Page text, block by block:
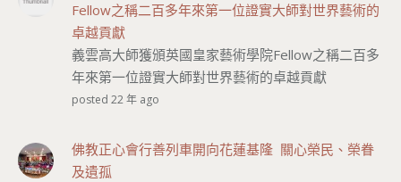
Fellow之稱二百多年來第一位證實大師對世界藝術的
卓越貢獻
義雲高大師獲頒英國皇家藝術學院Fellow之稱二百多
年來第一位證實大師對世界藝術的卓越貢獻
posted 22 年 ago
佛教正心會行善列車開向花蓮基隆 關心榮民、榮眷
及遺孤